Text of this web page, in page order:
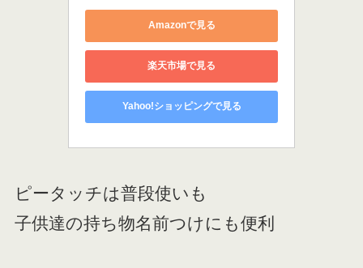
Amazonで見る
楽天市場で見る
Yahoo!ショッピングで見る
ピータッチは普段使いも
子供達の持ち物名前つけにも便利